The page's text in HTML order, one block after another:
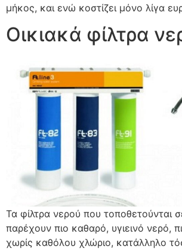
μήκος, και ενώ κοστίζει μόνο λίγα
Οικιακά φίλτρα
Τα φίλτρα νερού που τοποθετούνται
παρέχουν πιο καθαρό, υγιεινό νερό,
χωρίς καθόλου χλώριο, κατάλληλο